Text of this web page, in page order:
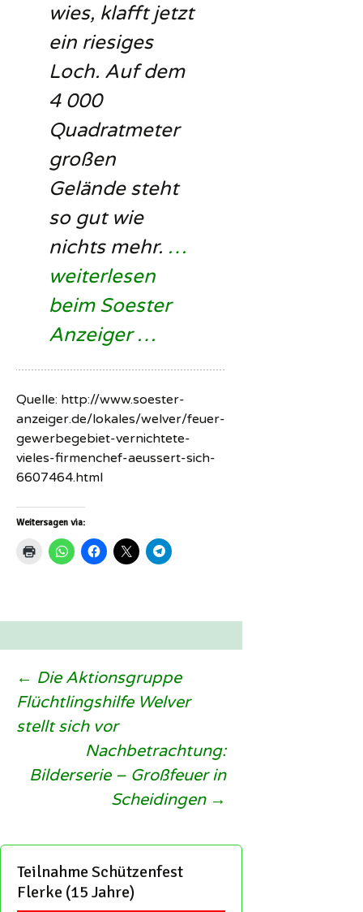
wies, klafft jetzt
ein riesiges
Loch. Auf dem
4 000
Quadratmeter
großen
Gelände steht
so gut wie
nichts mehr. …
weiterlesen
beim Soester
Anzeiger …
Quelle: http://www.soester-
anzeiger.de/lokales/welver/feuer-
gewerbegebiet-vernichtete-
vieles-firmenchef-aeussert-sich-
6607464.html
Weitersagen via:
Beitragsnavigation
← Die Aktionsgruppe
Flüchtlingshilfe Welver
stellt sich vor
Nachbetrachtung:
Bilderserie – Großfeuer in
Scheidingen →
Teilnahme Schützenfest
Flerke (15 Jahre)